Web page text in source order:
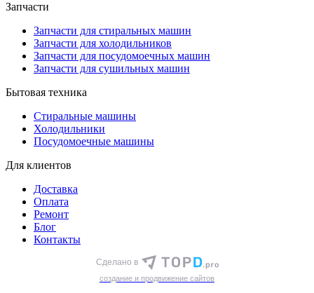
Запчасти
Запчасти для стиральных машин
Запчасти для холодильников
Запчасти для посудомоечных машин
Запчасти для сушильных машин
Бытовая техника
Стиральные машины
Холодильники
Посудомоечные машины
Для клиентов
Доставка
Оплата
Ремонт
Блог
Контакты
Сделано в
cоздание и продвижение сайтов